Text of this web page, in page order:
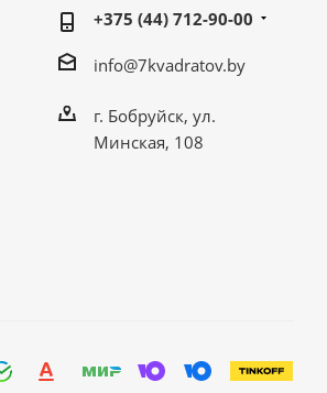
+375 (44) 712-90-00
info@7kvadratov.by
г. Бобруйск, ул.
Минская, 108